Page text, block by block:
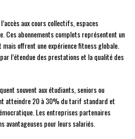
aux cours collectifs, espaces
Ces abonnements complets représentent un
offrent une expérience fitness globale.
l’étendue des prestations et la qualité des
souvent aux étudiants, seniors ou
atteindre 20 à 30% du tarif standard et
Les entreprises partenaires
avantageuses pour leurs salariés.